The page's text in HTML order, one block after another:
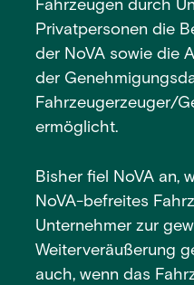
Fahrzeugen durch
Privatpersonen die
der NoVA sowie die
der
Fahrzeugerzeuger/
ermöglicht.
Bisher fiel NoVA an,
NoVA-befreites
Unternehmer zur
Weiterveräußerung
auch, wenn das